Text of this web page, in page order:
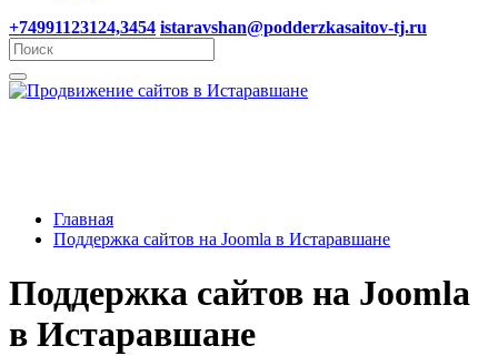
+74991123124,3454 istaravshan@podderzkasaitov-tj.ru
Главная
Поддержка сайтов на Joomla в Истаравшане
Поддержка сайтов на Joomla
в Истаравшане